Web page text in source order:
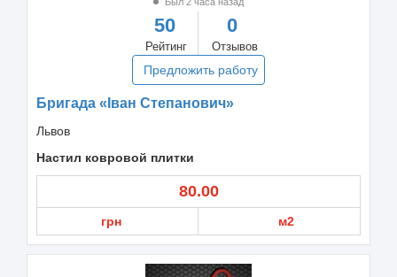
50
Рейтинг
0
Отзывов
Предложить работу
Бригада «Іван Степанович»
Львов
Настил ковровой плитки
80.00
грн м2